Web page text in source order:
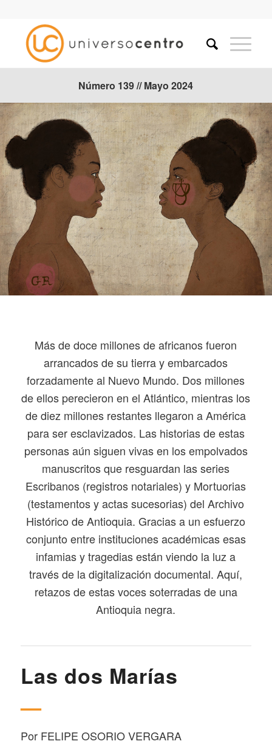
Número 139 // Mayo 2024
Más de doce millones de africanos fueron
arrancados de su tierra y embarcados
forzadamente al Nuevo Mundo. Dos millones
de ellos perecieron en el Atlántico, mientras los
de diez millones restantes llegaron a América
para ser esclavizados. Las historias de estas
personas aún siguen vivas en los empolvados
manuscritos que resguardan las series
Escribanos (registros notariales) y Mortuorias
(testamentos y actas sucesorias) del Archivo
Histórico de Antioquia. Gracias a un esfuerzo
conjunto entre instituciones académicas esas
infamias y tragedias están viendo la luz a
través de la digitalización documental. Aquí,
retazos de estas voces soterradas de una
Antioquia negra.
Las dos Marías
—
Por FELIPE OSORIO VERGARA